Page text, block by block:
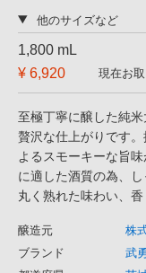
他のサイズなど
1,800 mL
¥ 6,920
現在お
至極丁寧に醸した純
贅沢な仕上がりです
よるスモーキーな旨
に適した酒質の為、
丸く熟れた味わい、
醸造元
株
ブランド
武